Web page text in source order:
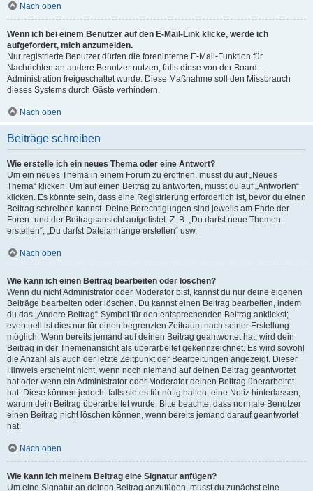
Nach oben
Wenn ich bei einem Benutzer auf den E-Mail-Link klicke, werde ich
aufgefordert, mich anzumelden.
Nur registrierte Benutzer dürfen die foreninterne E-Mail-Funktion für
Nachrichten an andere Benutzer nutzen, falls diese von der Board-
Administration freigeschaltet wurde. Diese Maßnahme soll den Missbrauch
dieses Systems durch Gäste verhindern.
Nach oben
Beiträge schreiben
Wie erstelle ich ein neues Thema oder eine Antwort?
Um ein neues Thema in einem Forum zu eröffnen, musst du auf „Neues
Thema“ klicken. Um auf einen Beitrag zu antworten, musst du auf „Antworten“
klicken. Es könnte sein, dass eine Registrierung erforderlich ist, bevor du einen
Beitrag schreiben kannst. Deine Berechtigungen sind jeweils am Ende der
Foren- und der Beitragsansicht aufgelistet. Z. B. „Du darfst neue Themen
erstellen“, „Du darfst Dateianhänge erstellen“ usw.
Nach oben
Wie kann ich einen Beitrag bearbeiten oder löschen?
Wenn du nicht Administrator oder Moderator bist, kannst du nur deine eigenen
Beiträge bearbeiten oder löschen. Du kannst einen Beitrag bearbeiten, indem
du das „Ändere Beitrag“-Symbol für den entsprechenden Beitrag anklickst;
eventuell ist dies nur für einen begrenzten Zeitraum nach seiner Erstellung
möglich. Wenn bereits jemand auf deinen Beitrag geantwortet hat, wird dein
Beitrag in der Themenansicht als überarbeitet gekennzeichnet. Es wird sowohl
die Anzahl als auch der letzte Zeitpunkt der Bearbeitungen angezeigt. Dieser
Hinweis erscheint nicht, wenn noch niemand auf deinen Beitrag geantwortet
hat oder wenn ein Administrator oder Moderator deinen Beitrag überarbeitet
hat. Diese können jedoch, falls sie es für nötig halten, eine Notiz hinterlassen,
warum dein Beitrag überarbeitet wurde. Bitte beachte, dass normale Benutzer
einen Beitrag nicht löschen können, wenn bereits jemand darauf geantwortet
hat.
Nach oben
Wie kann ich meinem Beitrag eine Signatur anfügen?
Um eine Signatur an deinen Beitrag anzufügen, musst du zunächst eine